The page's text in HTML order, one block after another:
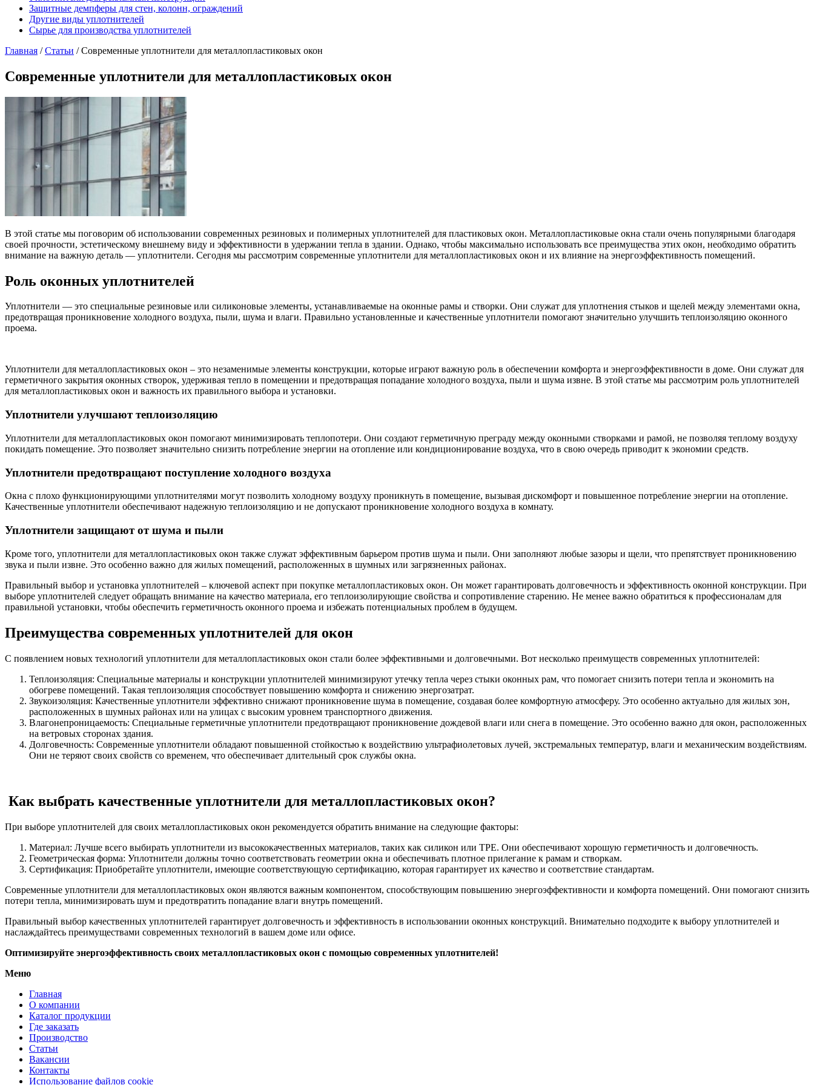
Защитные демпферы для стен, колонн, ограждений
Другие виды уплотнителей
Сырье для производства уплотнителей
Главная /Статьи /Современные уплотнители для металлопластиковых окон
Современные уплотнители для металлопластиковых окон
В этой статье мы поговорим об использовании современных резиновых и полимерных уплотнителей для пластиковых окон. Металлопластиковые окна стали очень популярными благодаря
своей прочности, эстетическому внешнему виду и эффективности в удержании тепла в здании. Однако, чтобы максимально использовать все преимущества этих окон, необходимо обратить
внимание на важную деталь — уплотнители. Сегодня мы рассмотрим современные уплотнители для металлопластиковых окон и их влияние на энергоэффективность помещений.
Роль оконных уплотнителей
Уплотнители — это специальные резиновые или силиконовые элементы, устанавливаемые на оконные рамы и створки. Они служат для уплотнения стыков и щелей между элементами окна,
предотвращая проникновение холодного воздуха, пыли, шума и влаги. Правильно установленные и качественные уплотнители помогают значительно улучшить теплоизоляцию оконного
проема.
Уплотнители для металлопластиковых окон – это незаменимые элементы конструкции, которые играют важную роль в обеспечении комфорта и энергоэффективности в доме. Они служат для
герметичного закрытия оконных створок, удерживая тепло в помещении и предотвращая попадание холодного воздуха, пыли и шума извне. В этой статье мы рассмотрим роль уплотнителей
для металлопластиковых окон и важность их правильного выбора и установки.
Уплотнители улучшают теплоизоляцию
Уплотнители для металлопластиковых окон помогают минимизировать теплопотери. Они создают герметичную преграду между оконными створками и рамой, не позволяя теплому воздуху
покидать помещение. Это позволяет значительно снизить потребление энергии на отопление или кондиционирование воздуха, что в свою очередь приводит к экономии средств.
Уплотнители предотвращают поступление холодного воздуха
Окна с плохо функционирующими уплотнителями могут позволить холодному воздуху проникнуть в помещение, вызывая дискомфорт и повышенное потребление энергии на отопление.
Качественные уплотнители обеспечивают надежную теплоизоляцию и не допускают проникновение холодного воздуха в комнату.
Уплотнители защищают от шума и пыли
Кроме того, уплотнители для металлопластиковых окон также служат эффективным барьером против шума и пыли. Они заполняют любые зазоры и щели, что препятствует проникновению
звука и пыли извне. Это особенно важно для жилых помещений, расположенных в шумных или загрязненных районах.
Правильный выбор и установка уплотнителей – ключевой аспект при покупке металлопластиковых окон. Он может гарантировать долговечность и эффективность оконной конструкции. При
выборе уплотнителей следует обращать внимание на качество материала, его теплоизолирующие свойства и сопротивление старению. Не менее важно обратиться к профессионалам для
правильной установки, чтобы обеспечить герметичность оконного проема и избежать потенциальных проблем в будущем.
Преимущества современных уплотнителей для окон
С появлением новых технологий уплотнители для металлопластиковых окон стали более эффективными и долговечными. Вот несколько преимуществ современных уплотнителей:
Теплоизоляция: Специальные материалы и конструкции уплотнителей минимизируют утечку тепла через стыки оконных рам, что помогает снизить потери тепла и экономить на
обогреве помещений. Такая теплоизоляция способствует повышению комфорта и снижению энергозатрат.
Звукоизоляция: Качественные уплотнители эффективно снижают проникновение шума в помещение, создавая более комфортную атмосферу. Это особенно актуально для жилых зон,
расположенных в шумных районах или на улицах с высоким уровнем транспортного движения.
Влагонепроницаемость: Специальные герметичные уплотнители предотвращают проникновение дождевой влаги или снега в помещение. Это особенно важно для окон, расположенных
на ветровых сторонах здания.
Долговечность: Современные уплотнители обладают повышенной стойкостью к воздействию ультрафиолетовых лучей, экстремальных температур, влаги и механическим воздействиям.
Они не теряют своих свойств со временем, что обеспечивает длительный срок службы окна.
Как выбрать качественные уплотнители для металлопластиковых окон?
При выборе уплотнителей для своих металлопластиковых окон рекомендуется обратить внимание на следующие факторы:
Материал: Лучше всего выбирать уплотнители из высококачественных материалов, таких как силикон или TPE. Они обеспечивают хорошую герметичность и долговечность.
Геометрическая форма: Уплотнители должны точно соответствовать геометрии окна и обеспечивать плотное прилегание к рамам и створкам.
Сертификация: Приобретайте уплотнители, имеющие соответствующую сертификацию, которая гарантирует их качество и соответствие стандартам.
Современные уплотнители для металлопластиковых окон являются важным компонентом, способствующим повышению энергоэффективности и комфорта помещений. Они помогают снизить
потери тепла, минимизировать шум и предотвратить попадание влаги внутрь помещений.
Правильный выбор качественных уплотнителей гарантирует долговечность и эффективность в использовании оконных конструкций. Внимательно подходите к выбору уплотнителей и
наслаждайтесь преимуществами современных технологий в вашем доме или офисе.
Оптимизируйте энергоэффективность своих металлопластиковых окон с помощью современных уплотнителей!
Меню
Главная
О компании
Каталог продукции
Где заказать
Производство
Статьи
Вакансии
Контакты
Использование файлов cookie